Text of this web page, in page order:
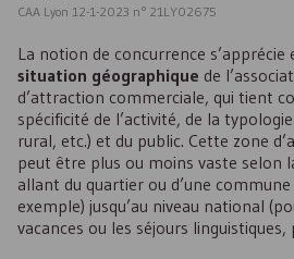
CAA Lyon 12-1-2023 n° 21LY02675
La notion de concurrence
situation géographique de
d’attraction commerciale, qui tient
spécificité de l’activité, de la
rural, etc.) et du public. Cette zone
peut être plus ou moins vaste selon
allant du quartier ou d’une
exemple) jusqu’au niveau national
vacances ou les séjours linguistiques,